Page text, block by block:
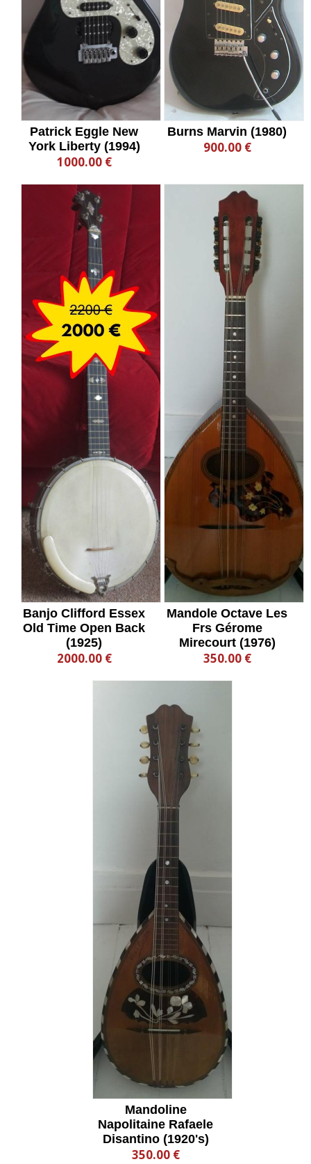
Patrick Eggle New
York Liberty (1994)
1000.00 €
Burns Marvin (1980)
900.00 €
Banjo Clifford Essex
Old Time Open Back
(1925)
2000.00 €
Mandole Octave Les
Frs Gérome
Mirecourt (1976)
350.00 €
Mandoline
Napolitaine Rafaele
Disantino (1920's)
350.00 €